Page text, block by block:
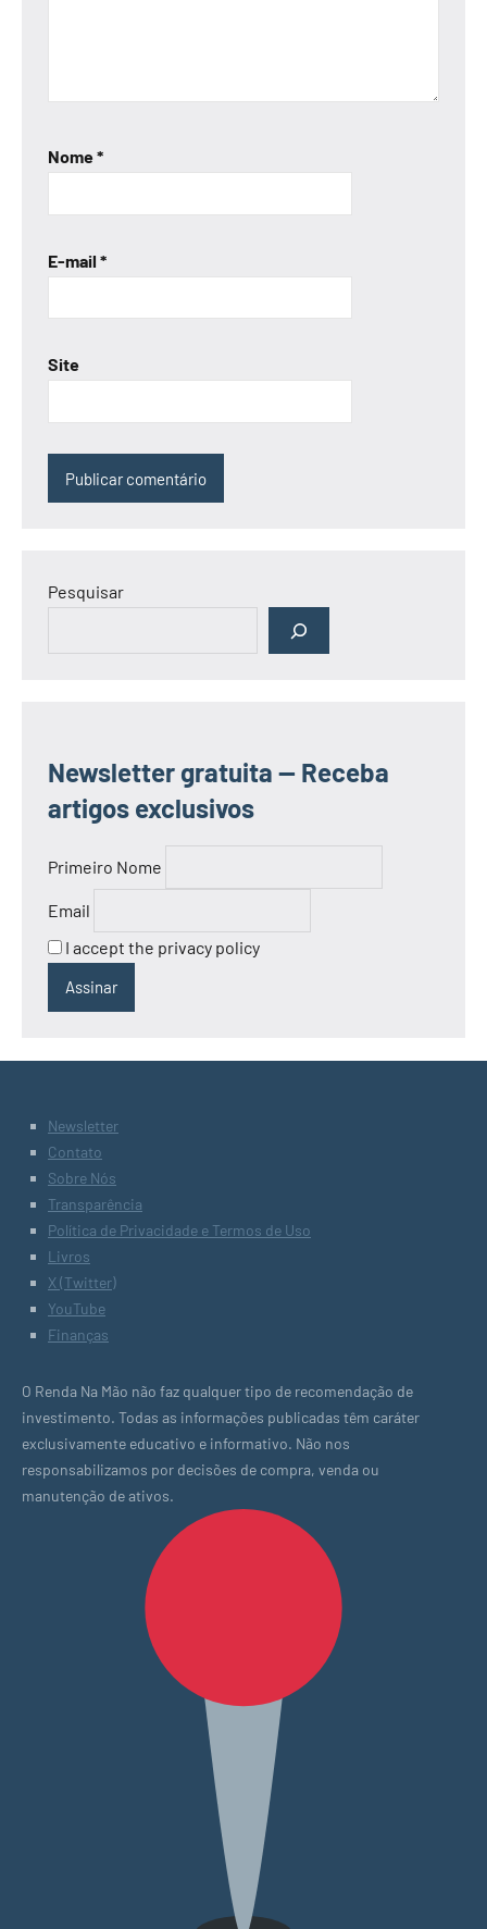
Nome*
E-mail *
Site
Pesquisar
Newsletter gratuita — Receba
artigos exclusivos
Primeiro Nome
Email
I accept the privacy policy
Newsletter
Contato
Sobre Nós
Transparência
Política de Privacidade e Termos de Uso
Livros
X (Twitter)
YouTube
Finanças
O Renda Na Mão não faz qualquer tipo de recomendação de
investimento. Todas as informações publicadas têm caráter
exclusivamente educativo e informativo. Não nos
responsabilizamos por decisões de compra, venda ou
manutenção de ativos.